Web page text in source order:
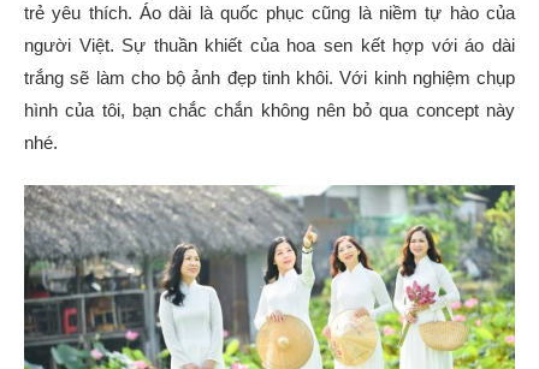
trẻ yêu thích. Áo dài là quốc phục cũng là niềm tự hào của
người Việt. Sự thuần khiết của hoa sen kết hợp với áo dài
trắng sẽ làm cho bộ ảnh đẹp tinh khôi. Với kinh nghiệm chụp
hình của tôi, bạn chắc chắn không nên bỏ qua concept này
nhé.